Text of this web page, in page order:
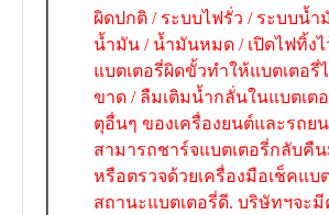
ผิดปกติ / ระบบไฟรั่ว / ระบบน้ำ
น้ำมัน / น้ำมันหมด / เปิดไฟทิ้งไ
แบตเตอรี่ผิดขั้วทำให้แบตเตอรี่
ขาด / ลืมเติมน้ำกลั่นในแบตเตอ
ตุอื่นๆ ของเครื่องยนต์และรถย
สามารถชาร์จแบตเตอรี่กลับคื
หรือตรวจด้วยเครื่องมือเช็คแบ
สถานะแบตเตอรี่ดี. บริษัทฯจะมี